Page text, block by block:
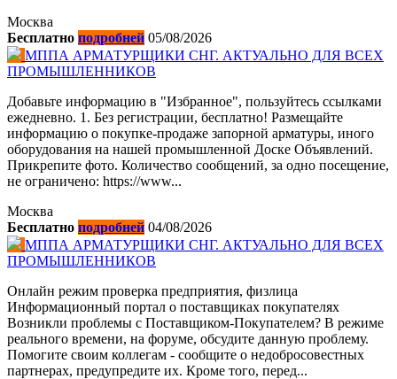
Москва
Бесплатно подробней 05/08/2026
МППА АРМАТУРЩИКИ СНГ. АКТУАЛЬНО ДЛЯ ВСЕХ
ПРОМЫШЛЕННИКОВ
Добавьте информацию в "Избранное", пользуйтесь ссылками
ежедневно. 1. Без регистрации, бесплатно! Размещайте
информацию о покупке-продаже запорной арматуры, иного
оборудования на нашей промышленной Доске Объявлений.
Прикрепите фото. Количество сообщений, за одно посещение,
не ограничено: https://www...
Москва
Бесплатно подробней 04/08/2026
МППА АРМАТУРЩИКИ СНГ. АКТУАЛЬНО ДЛЯ ВСЕХ
ПРОМЫШЛЕННИКОВ
Онлайн режим проверка предприятия, физлица
Информационный портал о поставщиках покупателях
Возникли проблемы с Поставщиком-Покупателем? В режиме
реального времени, на форуме, обсудите данную проблему.
Помогите своим коллегам - сообщите о недобросовестных
партнерах, предупредите их. Кроме того, перед...